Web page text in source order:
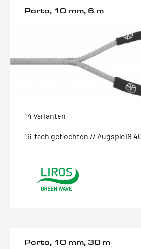
Porto, 10 mm, 6 m
14 Varianten
16-fach geflochten // Augspleiß
Porto, 10 mm, 30 m